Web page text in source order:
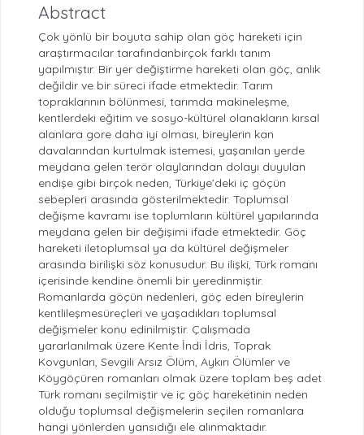
Abstract
Çok yönlü bir boyuta sahip olan göç hareketi için
araştırmacılar tarafındanbirçok farklı tanım
yapılmıştır. Bir yer değiştirme hareketi olan göç, anlık
değildir ve bir süreci ifade etmektedir. Tarım
topraklarının bölünmesi, tarımda makineleşme,
kentlerdeki eğitim ve sosyo-kültürel olanakların kırsal
alanlara gore daha iyi olması, bireylerin kan
davalarından kurtulmak istemesi, yaşanılan yerde
meydana gelen terör olaylarından dolayı duyulan
endişe gibi birçok neden, Türkiye’deki iç göçün
sebepleri arasında gösterilmektedir. Toplumsal
değişme kavramı ise toplumların kültürel yapılarında
meydana gelen bir değişimi ifade etmektedir. Göç
hareketi iletoplumsal ya da kültürel değişmeler
arasında birilişki söz konusudur. Bu ilişki, Türk romanı
içerisinde kendine önemli bir yeredinmiştir.
Romanlarda göçün nedenleri, göç eden bireylerin
kentlileşmesüreçleri ve yaşadıkları toplumsal
değişmeler konu edinilmiştir. Çalışmada
yararlanılmak üzere Kente İndi İdris, Toprak
Kovgunları, Sevgili Arsız Ölüm, Aykırı Ölümler ve
Köygöçüren romanları olmak üzere toplam beş adet
Türk romanı seçilmiştir ve iç göç hareketinin neden
olduğu toplumsal değişmelerin seçilen romanlara
hangi yönlerden yansıdığı ele alınmaktadır.